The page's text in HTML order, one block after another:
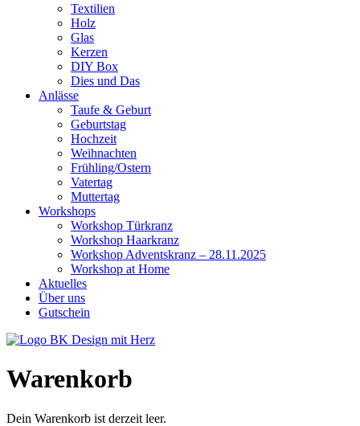
Textilien
Holz
Glas
Kerzen
DIY Box
Dies und Das
Anlässe
Taufe & Geburt
Geburtstag
Hochzeit
Weihnachten
Frühling/Ostern
Vatertag
Muttertag
Workshops
Workshop Türkranz
Workshop Haarkranz
Workshop Adventskranz – 28.11.2025
Workshop at Home
Aktuelles
Über uns
Gutschein
Warenkorb
Dein Warenkorb ist derzeit leer.